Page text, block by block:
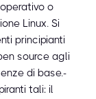
o
Linux. Si
principianti
source agli
di base.-
tali: il